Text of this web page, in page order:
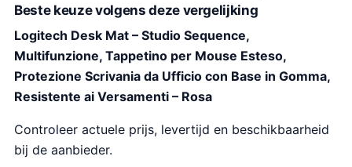
Beste keuze volgens deze vergelijking
Logitech Desk Mat – Studio Sequence,
Multifunzione, Tappetino per Mouse Esteso,
Protezione Scrivania da Ufficio con Base in Gomma,
Resistente ai Versamenti – Rosa
Controleer actuele prijs, levertijd en beschikbaarheid
bij de aanbieder.